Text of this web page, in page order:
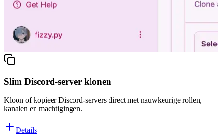
Slim Discord-server klonen
Kloon of kopieer Discord-servers direct met nauwkeurige rollen,
kanalen en machtigingen.
Details